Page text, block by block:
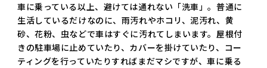
車に乗っている以上、避けては通れない「洗車」。普通に
生活しているだけなのに、雨汚れやホコリ、泥汚れ、黄
砂、花粉、虫などで車はすぐに汚れてしまいます。屋根付
きの駐車場に止めていたり、カバーを掛けていたり、コー
ティングを行っていたりすればまだマシですが、車に乗る